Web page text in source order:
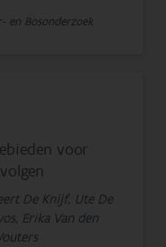
en Bosonderzoek
voor
De Knijf, Ute De
Erika Van den